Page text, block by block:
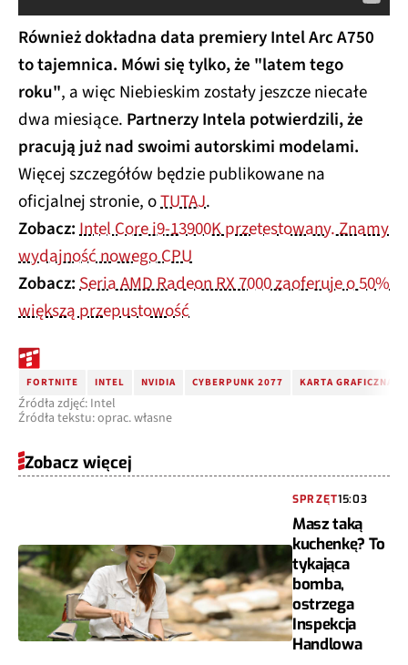
Również dokładna data premiery Intel Arc A750
to tajemnica. Mówi się tylko, że "latem tego
roku", a więc Niebieskim zostały jeszcze niecałe
dwa miesiące. Partnerzy Intela potwierdzili, że
pracują już nad swoimi autorskimi modelami.
Więcej szczegółów będzie publikowane na
oficjalnej stronie, oTUTAJ.
Zobacz:Intel Core i9-13900K przetestowany. Znamy
wydajność nowego CPU
Zobacz:Seria AMD Radeon RX 7000 zaoferuje o 50%
większą przepustowość
FORTNITE INTEL NVIDIA CYBERPUNK 2077 KARTA GRAFICZNA
Źródła zdjęć: Intel
Źródła tekstu: oprac. własne
Zobacz więcej
SPRZĘT15:03
Masz taką
kuchenkę? To
tykająca
bomba,
ostrzega
Inspekcja
Handlowa